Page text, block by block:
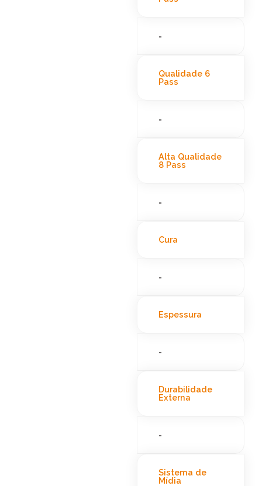
-
Qualidade 6
Pass
-
Alta Qualidade
8 Pass
-
Cura
-
Espessura
-
Durabilidade
Externa
-
Sistema de
Mídia